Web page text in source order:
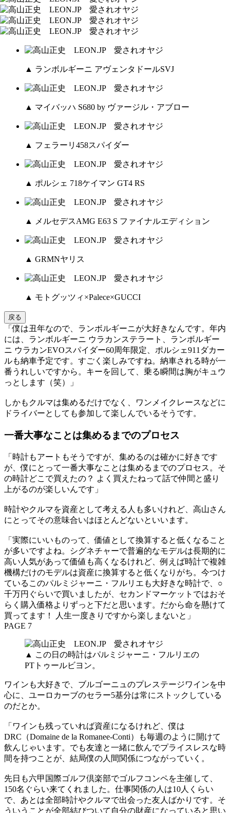
▲ ランボルギーニ アヴェンタドールSVJ
▲ マイバッハ S680 by ヴァージル・アブロー
▲ フェラーリ458スパイダー
▲ ポルシェ 718ケイマン GT4 RS
▲ メルセデスAMG E63 S ファイナルエディション
▲ GRMNヤリス
▲ モトグッツィ×Palece×GUCCI
戻る
「僕は丑年なので、ランボルギーニが大好きなんです。年内
には、ランボルギーニ ウラカンステラート、ランボルギー
ニ ウラカンEVOスパイダー60周年限定、ポルシェ911ダカー
ルも納車予定です。すごく楽しみですね。納車される時が一
番うれしいですから。キーを回して、乗る瞬間は胸がキュウ
っとします（笑）」
しかもクルマは集めるだけでなく、ワンメイクレースなどに
ドライバーとしても参加して楽しんでいるそうです。
一番大事なことは集めるまでのプロセス
「時計もアートもそうですが、集めるのは確かに好きです
が、僕にとって一番大事なことは集めるまでのプロセス。そ
の時計どこで買えたの？ よく買えたねって話で仲間と盛り
上がるのが楽しいんです」
時計やクルマを資産として考える人も多いけれど、高山さん
にとってその意味合いはほとんどないといいます。
「実際にいいものって、価値として換算すると低くなること
が多いですよね。シグネチャーで普遍的なモデルは長期的に
高い人気があって価値も高くなるけれど、例えば時計で複雑
機構だけのモデルは資産に換算すると低くなりがち。今つけ
ているこのパルミジャーニ・フルリエも大好きな時計で、○
千万円ぐらいで買いましたが、セカンドマーケットではおそ
らく購入価格よりずっと下だと思います。だから命を懸けて
買ってます！ 人生一度きりですから楽しまないと」
PAGE 7
▲ この日の時計はパルミジャーニ・フルリエの
PTトゥールビヨン。
ワインも大好きで、ブルゴーニュのプレステージワインを中
心に、ユーロカーブのセラー5基分は常にストックしている
のだとか。
「ワインも残っていれば資産になるけれど、僕は
DRC（Domaine de la Romanee-Conti）も毎週のように開けて
飲んじゃいます。でも友達と一緒に飲んでプライスレスな時
間を持つことが、結局僕の人間関係につながっていく。
先日も六甲国際ゴルフ倶楽部でゴルフコンペを主催して、
150名ぐらい来てくれました。仕事関係の人は10人くらい
で、あとは全部時計やクルマで出会った友人ばかりです。そ
ういうことが全部結びついて自分の財産になっていると思い